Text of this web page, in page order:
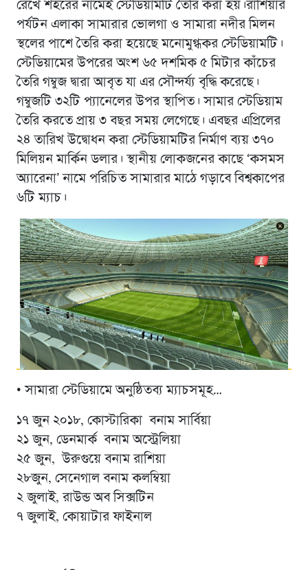
রেখে শহরের নামেই স্টেডিয়ামটি তৈরি করা হয়।রাশিয়ার
পর্যটন এলাকা সামারার ভোলগা ও সামারা নদীর মিলন
স্থলের পাশে তৈরি করা হয়েছে মনোমুগ্ধকর স্টেডিয়ামটি।
স্টেডিয়ামের উপরের অংশ ৬৫ দশমিক ৫ মিটার কাঁচের
তৈরি গম্বুজ দ্বারা আবৃত যা এর সৌন্দর্য্য বৃদ্ধি করেছে।
গম্বুজটি ৩২টি প্যানেলের উপর স্থাপিত। সামার স্টেডিয়াম
তৈরি করতে প্রায় ৩ বছর সময় লেগেছে। এবছর এপ্রিলের
২৪ তারিখ উদ্বোধন করা স্টেডিয়ামটির নির্মাণ ব্যয় ৩৭০
মিলিয়ন মার্কিন ডলার। স্থানীয় লোকজনের কাছে ‘কসমস
অ্যারেনা’ নামে পরিচিত সামারার মাঠে গড়াবে বিশ্বকাপের
৬টি ম্যাচ।
• সামারা স্টেডিয়ামে অনুষ্ঠিতব্য ম্যাচসমূহ…
১৭ জুন ২০১৮, কোস্টারিকা বনাম সার্বিয়া
২১ জুন, ডেনমার্ক বনাম অস্ট্রেলিয়া
২৫ জুন, উরুগুয়ে বনাম রাশিয়া
২৮জুন, সেনেগাল বনাম কলম্বিয়া
২ জুলাই, রাউন্ড অব সিক্সটিন
৭ জুলাই, কোয়াটার ফাইনাল